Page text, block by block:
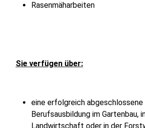
Rasenmäharbeiten
Sie verfügen über:
eine erfolgreich abgeschlossene
Berufsausbildung im Gartenbau,
Landwirtschaft oder in der